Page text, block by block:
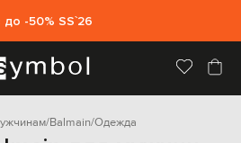
до -50% SS`26
Balmain Одежда